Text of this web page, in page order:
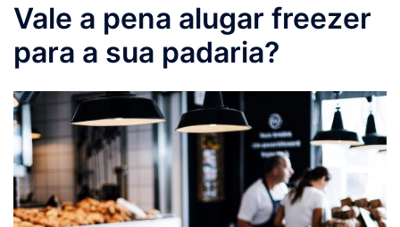
Vale a pena alugar freezer
para a sua padaria?